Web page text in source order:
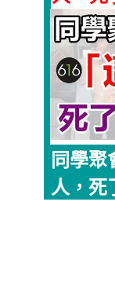
同學聚
人，死